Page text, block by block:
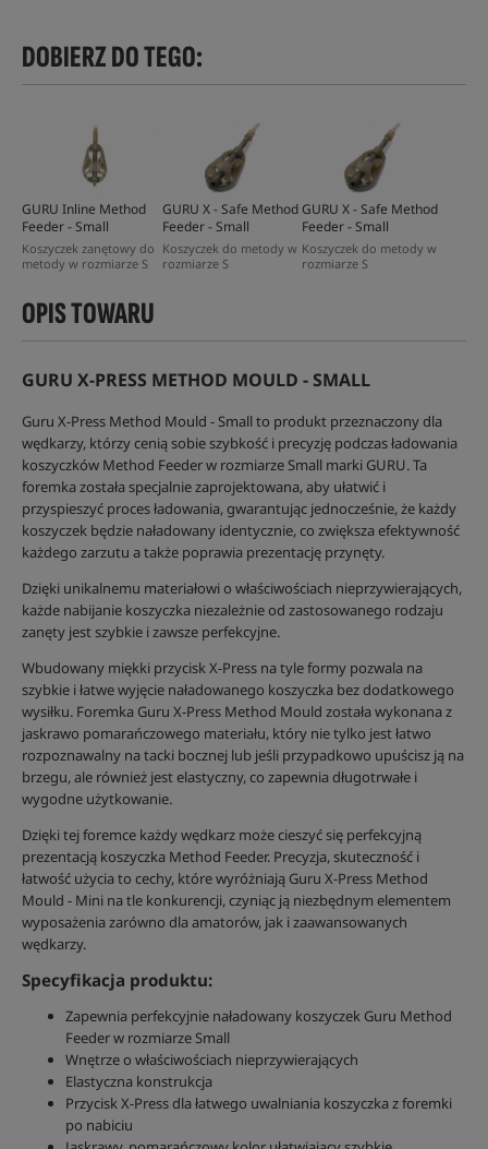
DOBIERZ DO TEGO:
GURU Inline Method
Feeder - Small
Koszyczek zanętowy do
metody w rozmiarze S
GURU X - Safe Method
Feeder - Small
Koszyczek do metody w
rozmiarze S
GURU X - Safe Method
Feeder - Small
Koszyczek do metody w
rozmiarze S
OPIS TOWARU
GURU X-PRESS METHOD MOULD - SMALL
Guru X-Press Method Mould - Small to produkt przeznaczony dla
wędkarzy, którzy cenią sobie szybkość i precyzję podczas ładowania
koszyczków Method Feeder w rozmiarze Small marki GURU. Ta
foremka została specjalnie zaprojektowana, aby ułatwić i
przyspieszyć proces ładowania, gwarantując jednocześnie, że każdy
koszyczek będzie naładowany identycznie, co zwiększa efektywność
każdego zarzutu a także poprawia prezentację przynęty.
Dzięki unikalnemu materiałowi o właściwościach nieprzywierających,
każde nabijanie koszyczka niezależnie od zastosowanego rodzaju
zanęty jest szybkie i zawsze perfekcyjne.
Wbudowany miękki przycisk X-Press na tyle formy pozwala na
szybkie i łatwe wyjęcie naładowanego koszyczka bez dodatkowego
wysiłku. Foremka Guru X-Press Method Mould została wykonana z
jaskrawo pomarańczowego materiału, który nie tylko jest łatwo
rozpoznawalny na tacki bocznej lub jeśli przypadkowo upuścisz ją na
brzegu, ale również jest elastyczny, co zapewnia długotrwałe i
wygodne użytkowanie.
Dzięki tej foremce każdy wędkarz może cieszyć się perfekcyjną
prezentacją koszyczka Method Feeder. Precyzja, skuteczność i
łatwość użycia to cechy, które wyróżniają Guru X-Press Method
Mould - Mini na tle konkurencji, czyniąc ją niezbędnym elementem
wyposażenia zarówno dla amatorów, jak i zaawansowanych
wędkarzy.
Specyfikacja produktu:
Zapewnia perfekcyjnie naładowany koszyczek Guru Method
Feeder w rozmiarze Small
Wnętrze o właściwościach nieprzywierających
Elastyczna konstrukcja
Przycisk X-Press dla łatwego uwalniania koszyczka z foremki
po nabiciu